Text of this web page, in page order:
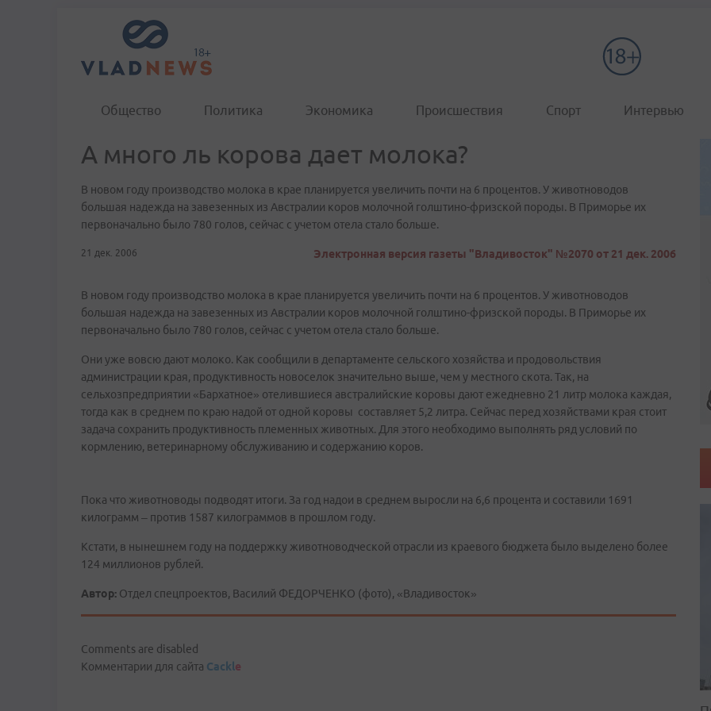
Общество Политика Экономика Происшествия Спорт Интервью
А много ль корова дает молока?
В новом году производство молока в крае планируется увеличить почти на 6 процентов. У животноводов
большая надежда на завезенных из Австралии коров молочной голштино-фризской породы. В Приморье их
первоначально было 780 голов, сейчас с учетом отела стало больше.
21 дек. 2006 Электронная версия газеты "Владивосток" №2070 от 21 дек. 2006
В новом году производство молока в крае планируется увеличить почти на 6 процентов. У животноводов
большая надежда на завезенных из Австралии коров молочной голштино-фризской породы. В Приморье их
первоначально было 780 голов, сейчас с учетом отела стало больше.
Они уже вовсю дают молоко. Как сообщили в департаменте сельского хозяйства и продовольствия
администрации края, продуктивность новоселок значительно выше, чем у местного скота. Так, на
сельхозпредприятии «Бархатное» отелившиеся австралийские коровы дают ежедневно 21 литр молока каждая,
тогда как в среднем по краю надой от одной коровы составляет 5,2 литра. Сейчас перед хозяйствами края стоит
задача сохранить продуктивность племенных животных. Для этого необходимо выполнять ряд условий по
кормлению, ветеринарному обслуживанию и содержанию коров.
Пока что животноводы подводят итоги. За год надои в среднем выросли на 6,6 процента и составили 1691
килограмм – против 1587 килограммов в прошлом году.
Кстати, в нынешнем году на поддержку животноводческой отрасли из краевого бюджета было выделено более
124 миллионов рублей.
Автор: Отдел спецпроектов, Василий ФЕДОРЧЕНКО (фото), «Владивосток»
Comments are disabled
Комментарии для сайта Cackle